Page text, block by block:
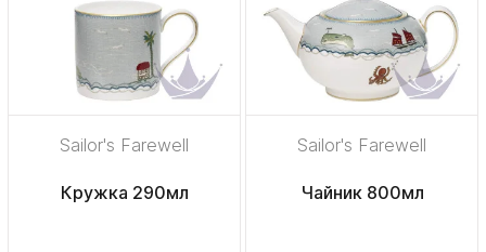
Sailor's Farewell
Кружка 290мл
Sailor's Farewell
Чайник 800мл